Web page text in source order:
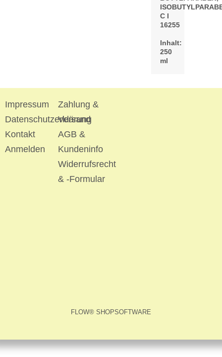
C I
16255
Inhalt:
250
ml
Impressum
Datenschutzerklärung
Kontakt
Anmelden
Zahlung &
Versand
AGB &
Kundeninfo
Widerrufsrecht
& -Formular
FLOW® SHOPSOFTWARE